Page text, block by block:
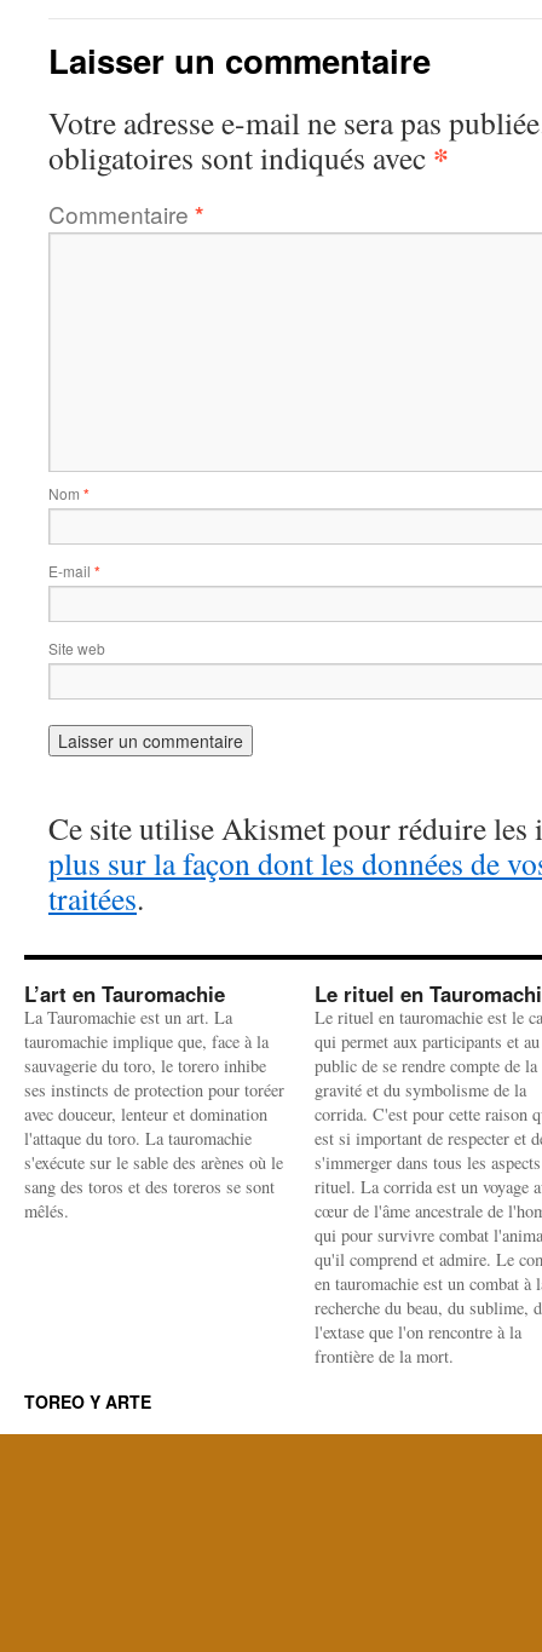
Laisser un commentaire
Votre adresse e-mail ne sera pas
obligatoires sont indiqués avec *
Commentaire *
Nom *
E-mail *
Site web
Ce site utilise Akismet pour réduire les
plus sur la façon dont les données de
traitées.
L’art en Tauromachie
La Tauromachie est un art. La
tauromachie implique que, face à la
sauvagerie du toro, le torero inhibe
ses instincts de protection pour toréer
avec douceur, lenteur et domination
l'attaque du toro. La tauromachie
s'exécute sur le sable des arènes où le
sang des toros et des toreros se sont
mêlés.
Le rituel en
Le rituel en tauromachie est le
qui permet aux participants et au
public de se rendre compte de la
gravité et du symbolisme de la
corrida. C'est pour cette raison
est si important de respecter et
s'immerger dans tous les
rituel. La corrida est un voyage
cœur de l'âme ancestrale de
qui pour survivre combat
qu'il comprend et admire. Le
en tauromachie est un combat à
recherche du beau, du sublime,
l'extase que l'on rencontre à la
frontière de la mort.
TOREO Y ARTE